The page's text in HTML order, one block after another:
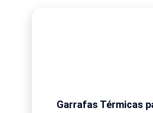
Garrafas Térmicas